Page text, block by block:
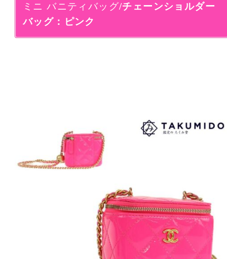
ミニ バニティバッグ/チェーンショルダー
バッグ：ピンク